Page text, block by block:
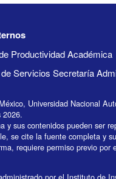
Productividad Académica
Servicios Secretaría
Universidad Nacional
2026.
y sus contenidos pueden ser
se cite la fuente completa y
requiere permiso previo por